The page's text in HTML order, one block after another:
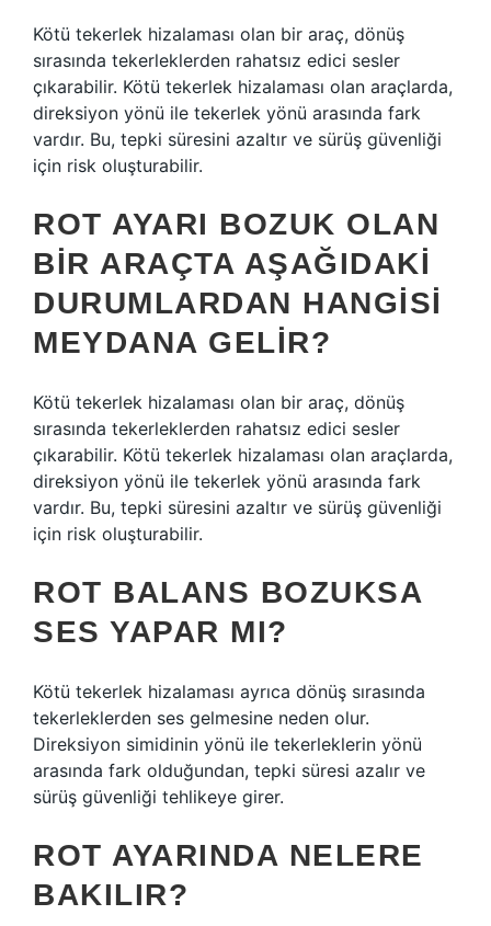
Kötü tekerlek hizalaması olan bir araç, dönüş
sırasında tekerleklerden rahatsız edici sesler
çıkarabilir. Kötü tekerlek hizalaması olan araçlarda,
direksiyon yönü ile tekerlek yönü arasında fark
vardır. Bu, tepki süresini azaltır ve sürüş güvenliği
için risk oluşturabilir.
ROT AYARI BOZUK OLAN
BIR ARAÇTA AŞAĞIDAKI
DURUMLARDAN HANGISI
MEYDANA GELIR?
Kötü tekerlek hizalaması olan bir araç, dönüş
sırasında tekerleklerden rahatsız edici sesler
çıkarabilir. Kötü tekerlek hizalaması olan araçlarda,
direksiyon yönü ile tekerlek yönü arasında fark
vardır. Bu, tepki süresini azaltır ve sürüş güvenliği
için risk oluşturabilir.
ROT BALANS BOZUKSA
SES YAPAR MI?
Kötü tekerlek hizalaması ayrıca dönüş sırasında
tekerleklerden ses gelmesine neden olur.
Direksiyon simidinin yönü ile tekerleklerin yönü
arasında fark olduğundan, tepki süresi azalır ve
sürüş güvenliği tehlikeye girer.
ROT AYARINDA NELERE
BAKILIR?